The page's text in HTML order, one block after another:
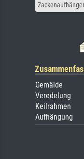
Gemälde
Veredelung
Keilrahmen
Aufhängung